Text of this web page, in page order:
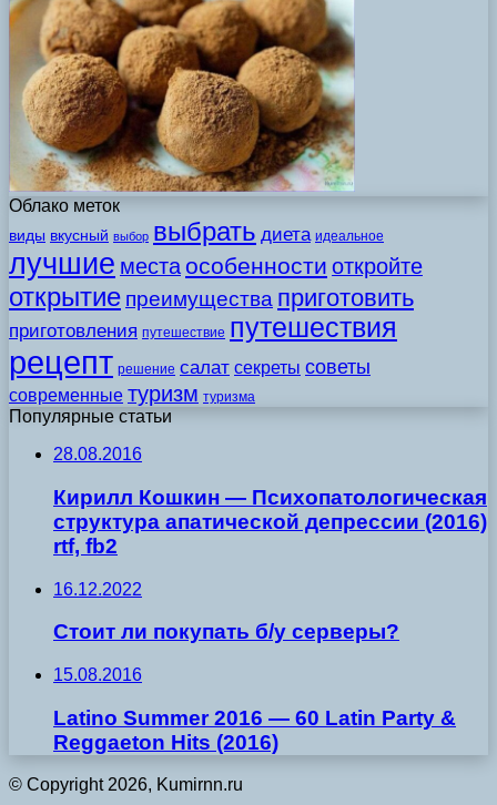
Облако меток
виды вкусный выбор выбрать диета идеальное
лучшие места особенности откройте
открытие преимущества приготовить
приготовления путешествие путешествия
рецепт решение салат секреты советы
современные туризм туризма
Популярные статьи
28.08.2016
Кирилл Кошкин — Психопатологическая
структура апатической депрессии (2016)
rtf, fb2
16.12.2022
Стоит ли покупать б/у серверы?
15.08.2016
Latino Summer 2016 — 60 Latin Party &
Reggaeton Hits (2016)
© Copyright 2026, Kumirnn.ru